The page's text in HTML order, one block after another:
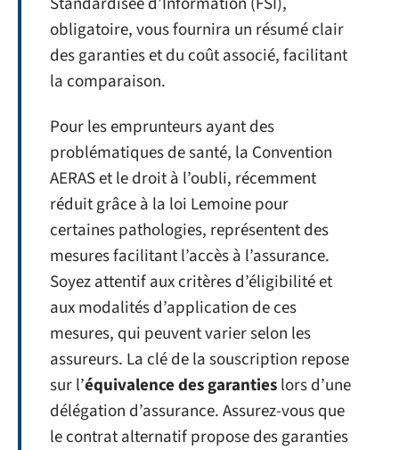
obligatoire, vous fournira un résumé clair
des garanties et du coût associé, facilitant
la comparaison.
Pour les emprunteurs ayant des
problématiques de santé, la Convention
AERAS et le droit à l’oubli, récemment
réduit grâce à la loi Lemoine pour
certaines pathologies, représentent des
mesures facilitant l’accès à l’assurance.
Soyez attentif aux critères d’éligibilité et
aux modalités d’application de ces
mesures, qui peuvent varier selon les
assureurs. La clé de la souscription repose
sur l’équivalence des garantieslors d’une
délégation d’assurance. Assurez-vous que
le contrat alternatif propose des garanties